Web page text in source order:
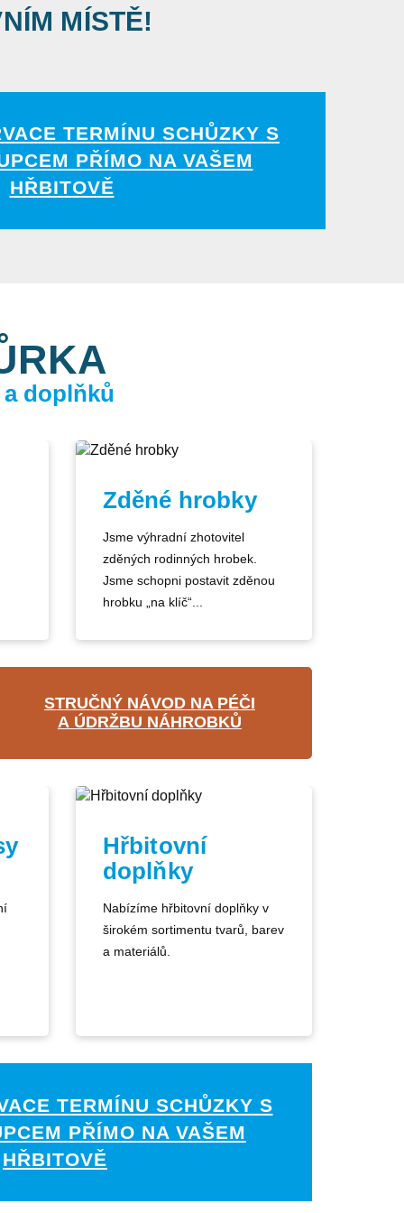
MÍSTĚ!
TERMÍNU SCHŮZKY S
PŘÍMO NA VAŠEM
HŘBITOVĚ
doplňků
Zděné hrobky
Jsme výhradní zhotovitel
zděných rodinných hrobek.
Jsme schopni postavit zděnou
hrobku „na klíč“...
STRUČNÝ NÁVOD NA PÉČI
A ÚDRŽBU NÁHROBKŮ
Hřbitovní
doplňky
Nabízíme hřbitovní doplňky v
širokém sortimentu tvarů, barev
a materiálů.
TERMÍNU SCHŮZKY S
PŘÍMO NA VAŠEM
HŘBITOVĚ